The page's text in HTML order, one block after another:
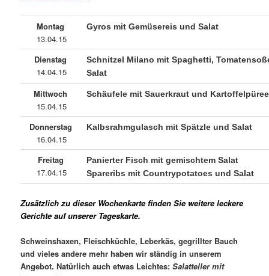
Montag
13.04.15
Gyros mit Gemüsereis und Salat
Dienstag
14.04.15
Schnitzel Milano mit Spaghetti,
Salat
Mittwoch
15.04.15
Schäufele mit Sauerkraut und Kartoffelpüree
Donnerstag
16.04.15
Kalbsrahmgulasch mit Spätzle und Salat
Freitag
17.04.15
Panierter Fisch mit gemischtem Salat
Spareribs mit Countrypotatoes und Salat
Zusätzlich zu dieser Wochenkarte finden Sie weitere leckere
Gerichte auf unserer Tageskarte.
Schweinshaxen, Fleischküchle, Leberkäs,gegrillter Bauch
und vielesandere mehr haben wir ständig inunserem
Angebot. Natürlich auch etwas Leichtes:Salatteller mit